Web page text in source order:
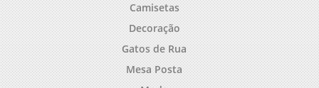
Camisetas
Decoração
Gatos de Rua
Mesa Posta